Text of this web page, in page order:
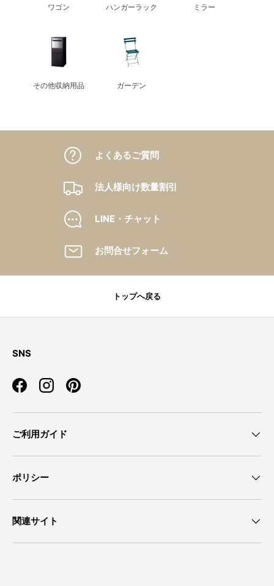
ワゴン ハンガーラック ミラー
その他収納用品 ガーデン
よくあるご質問
法人様向け数量割引
LINE・チャット
お問合せフォーム
トップへ戻る
SNS
FacebookInstagramPinterest
ご利用ガイド
ポリシー
関連サイト